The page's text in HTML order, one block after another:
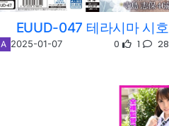
EUUD-047 테라시마 시호
A 2025-01-07 0 1 28